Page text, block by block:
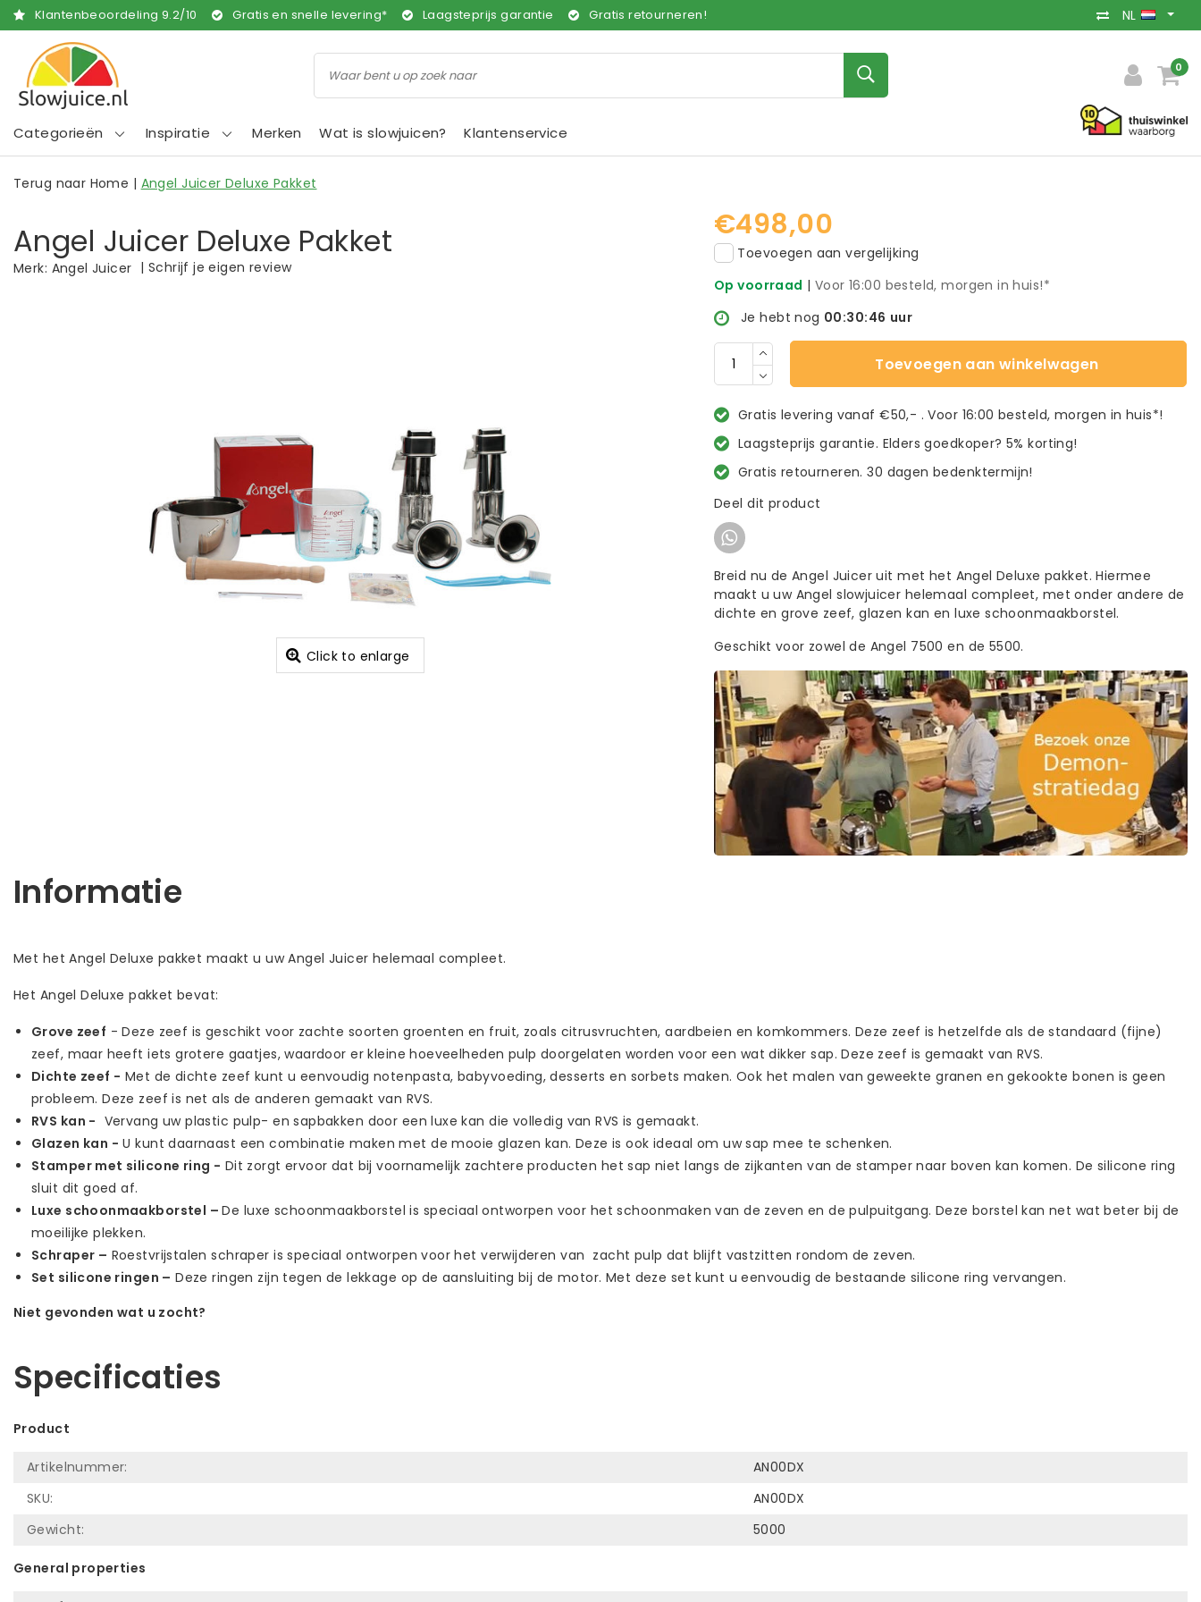
Klantenbeoordeling 9.2/10 Gratis en snelle levering* Laagsteprijs garantie Gratis retourneren! NL
0
Categorieën Inspiratie Merken Wat is slowjuicen? Klantenservice
Terug naar Home | Angel Juicer Deluxe Pakket
Angel Juicer Deluxe Pakket
Merk: Angel Juicer | Schrijf je eigen review
Click to enlarge
€498,00
Toevoegen aan vergelijking
Op voorraad | Voor 16:00 besteld, morgen in huis!*
Je hebt nog 00:30:45 uur
Toevoegen aan winkelwagen
Gratis levering vanaf €50,- . Voor 16:00 besteld, morgen in huis*!
Laagsteprijs garantie. Elders goedkoper? 5% korting!
Gratis retourneren. 30 dagen bedenktermijn!
Deel dit product
Breid nu de Angel Juicer uit met het Angel Deluxe pakket. Hiermee
maakt u uw Angel slowjuicer helemaal compleet, met onder andere de
dichte en grove zeef, glazen kan en luxe schoonmaakborstel.
Geschikt voor zowel de Angel 7500 en de 5500.
Informatie
Met het Angel Deluxe pakket maakt u uw Angel Juicer helemaal compleet.
Het Angel Deluxe pakket bevat:
Grove zeef - Deze zeef is geschikt voor zachte soorten groenten en fruit, zoals citrusvruchten, aardbeien en komkommers. Deze zeef is hetzelfde als de standaard (fijne)
zeef, maar heeft iets grotere gaatjes, waardoor er kleine hoeveelheden pulp doorgelaten worden voor een wat dikker sap. Deze zeef is gemaakt van RVS.
Dichte zeef - Met de dichte zeef kunt u eenvoudig notenpasta, babyvoeding, desserts en sorbets maken. Ook het malen van geweekte granen en gekookte bonen is geen
probleem. Deze zeef is net als de anderen gemaakt van RVS.
RVS kan - Vervang uw plastic pulp- en sapbakken door een luxe kan die volledig van RVS is gemaakt.
Glazen kan - U kunt daarnaast een combinatie maken met de mooie glazen kan. Deze is ook ideaal om uw sap mee te schenken.
Stamper met silicone ring - Dit zorgt ervoor dat bij voornamelijk zachtere producten het sap niet langs de zijkanten van de stamper naar boven kan komen. De silicone ring
sluit dit goed af.
Luxe schoonmaakborstel –De luxe schoonmaakborstel is speciaal ontworpen voor het schoonmaken van de zeven en de pulpuitgang. Deze borstel kan net wat beter bij de
moeilijke plekken.
Schraper – Roestvrijstalen schraper is speciaal ontworpen voor het verwijderen van zacht pulp dat blijft vastzitten rondom de zeven.
Set silicone ringen – Deze ringen zijn tegen de lekkage op de aansluiting bij de motor. Met deze set kunt u eenvoudig de bestaande silicone ring vervangen.
Niet gevonden wat u zocht?
Specificaties
Product
Artikelnummer:
AN00DX
SKU:
AN00DX
Gewicht:
5000
General properties